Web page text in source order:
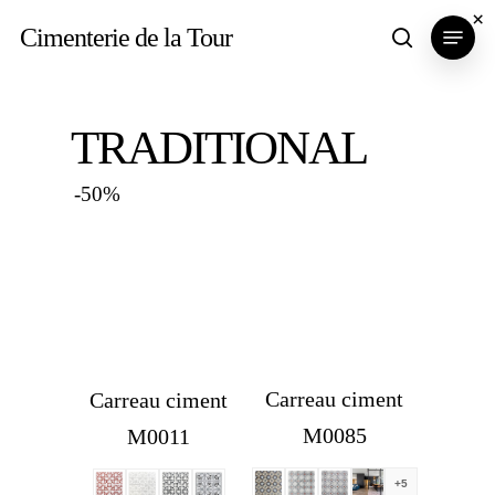
Cimenterie de la Tour search
Menu
TRADITIONAL
-50%
Carreau ciment
M0011
Carreau ciment
M0085
+5
×